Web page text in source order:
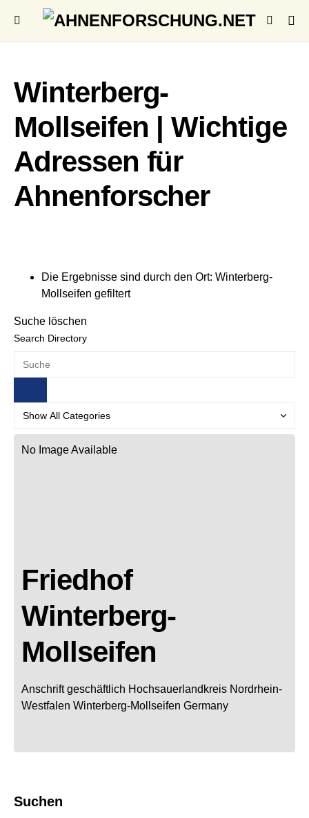
Winterberg-
Mollseifen | Wichtige
Adressen für
Ahnenforscher
Die Ergebnisse sind durch den Ort: Winterberg-
Mollseifen gefiltert
Suche löschen
Search Directory
No Image Available
Friedhof
Winterberg-
Mollseifen
Anschrift geschäftlich Hochsauerlandkreis Nordrhein-
Westfalen Winterberg-Mollseifen Germany
Suchen